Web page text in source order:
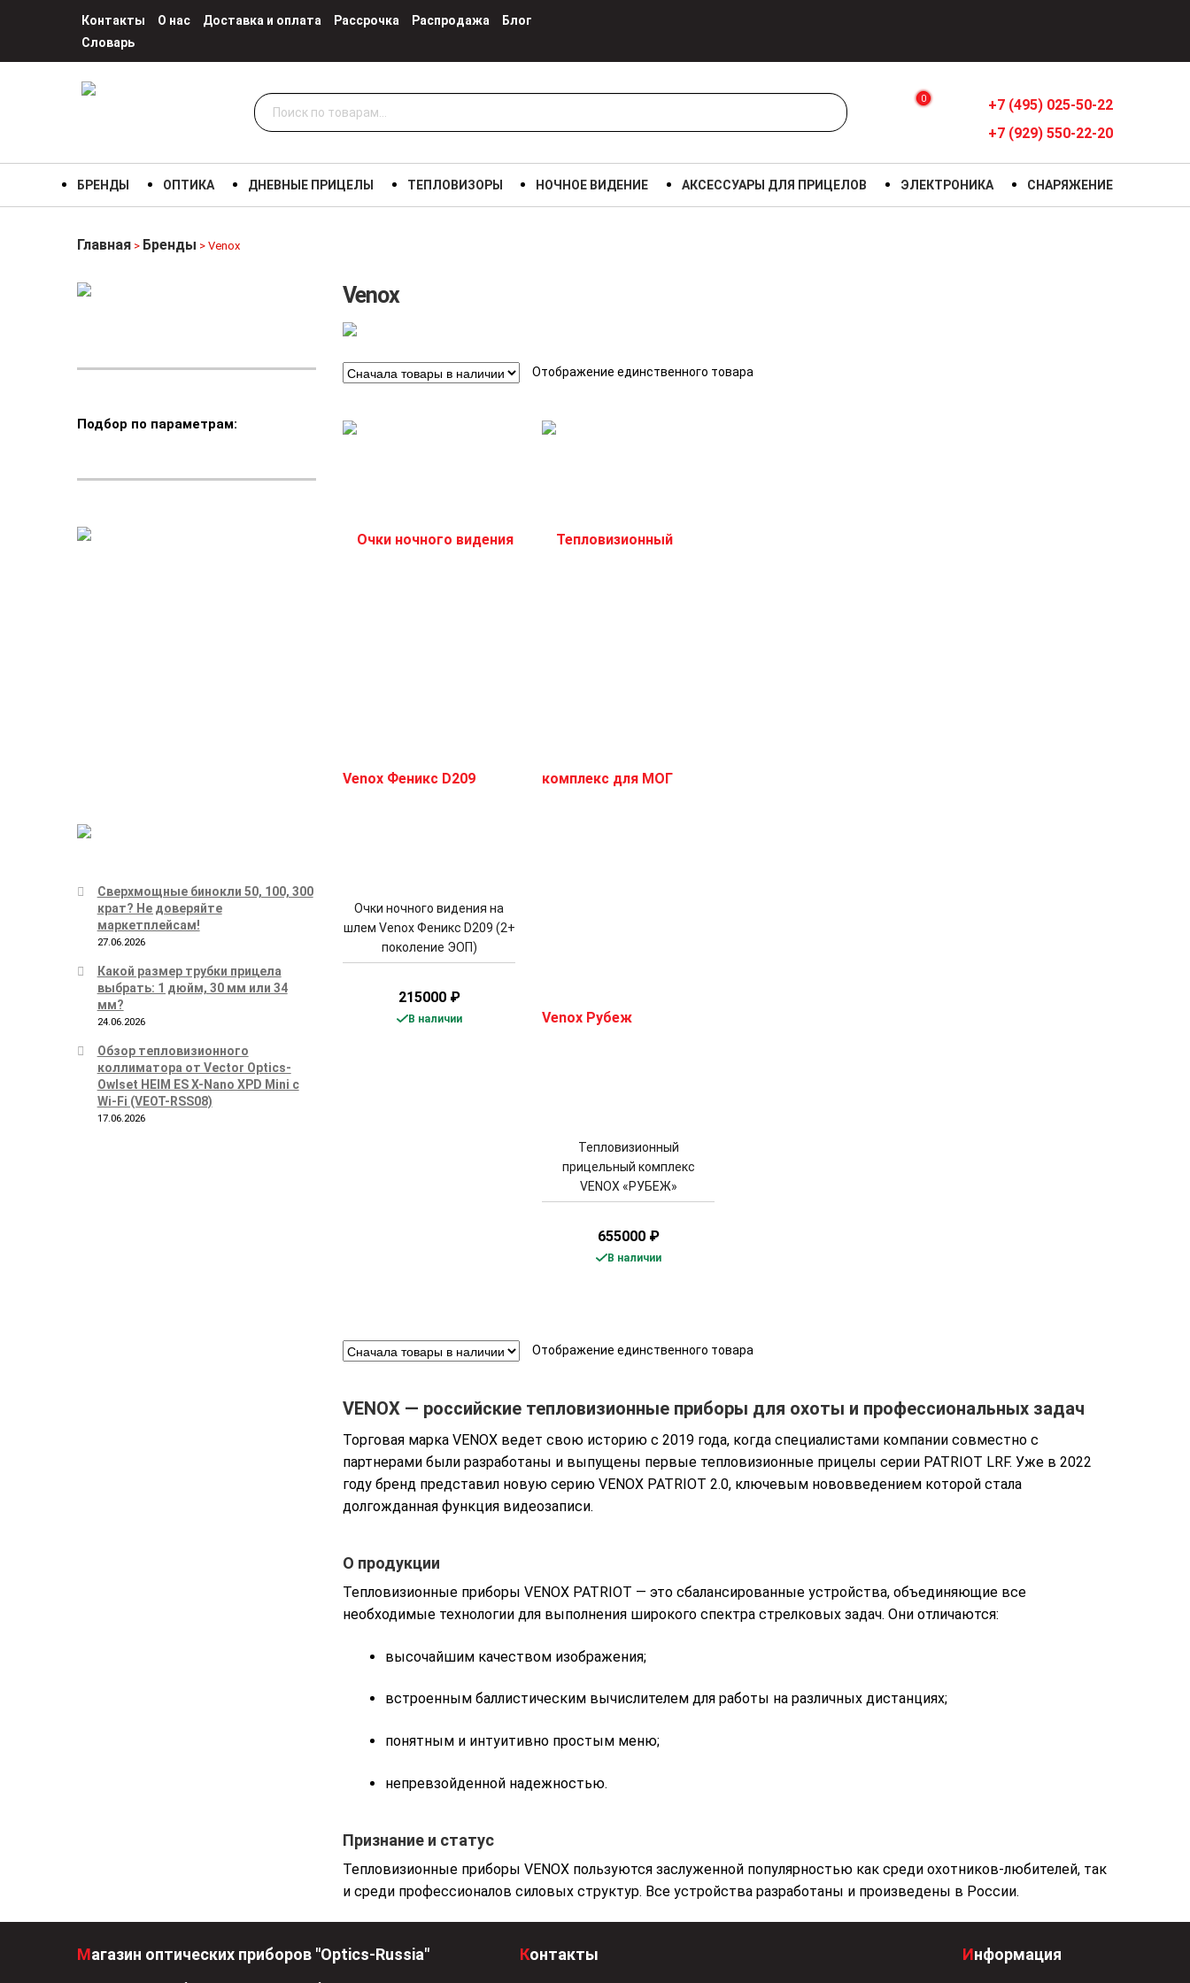
Контакты О нас Доставка и оплата Рассрочка Распродажа
Блог
Словарь
Искать: 0
+7 (495) 025-50-22
+7 (929) 550-22-20
БРЕНДЫ ОПТИКА ДНЕВНЫЕ ПРИЦЕЛЫ ТЕПЛОВИЗОРЫ НОЧНОЕ ВИДЕНИЕ АКСЕССУАРЫ ДЛЯ ПРИЦЕЛОВ ЭЛЕКТРОНИКА СНАРЯЖЕНИЕ
Главная > Бренды > Venox
Подбор по параметрам:
Сверхмощные бинокли 50, 100, 300
крат? Не доверяйте
маркетплейсам!
27.06.2026
Какой размер трубки прицела
выбрать: 1 дюйм, 30 мм или 34
мм?
24.06.2026
Обзор тепловизионного
коллиматора от Vector Optics-
Owlset HEIM ES X-Nano XPD Mini с
Wi-Fi (VEOT-RSS08)
17.06.2026
Venox
Отображение единственного товара
Очки ночного видения на
шлем Venox Феникс D209 (2+
поколение ЭОП)
215000 ₽
В наличии
Тепловизионный
прицельный комплекс
VENOX «РУБЕЖ»
655000 ₽
В наличии
Отображение единственного товара
VENOX — российские тепловизионные приборы для охоты и профессиональных задач
Торговая марка VENOX ведет свою историю с 2019 года, когда специалистами компании совместно с
партнерами были разработаны и выпущены первые тепловизионные прицелы серии PATRIOT LRF. Уже в 2022
году бренд представил новую серию VENOX PATRIOT 2.0, ключевым нововведением которой стала
долгожданная функция видеозаписи.
О продукции
Тепловизионные приборы VENOX PATRIOT — это сбалансированные устройства, объединяющие все
необходимые технологии для выполнения широкого спектра стрелковых задач. Они отличаются:
высочайшим качеством изображения;
встроенным баллистическим вычислителем для работы на различных дистанциях;
понятным и интуитивно простым меню;
непревзойденной надежностью.
Признание и статус
Тепловизионные приборы VENOX пользуются заслуженной популярностью как среди охотников-любителей, так
и среди профессионалов силовых структур. Все устройства разработаны и произведены в России.
Магазин оптических приборов "Optics-Russia" Контакты Информация